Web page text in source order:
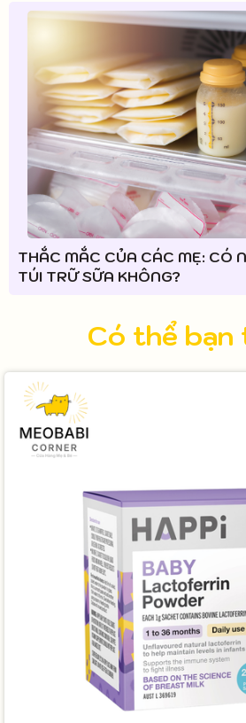
THẮC MẮC CỦA CÁC MẸ: CÓ
TÚI TRỮ SỮA KHÔNG?
Có thể bạn